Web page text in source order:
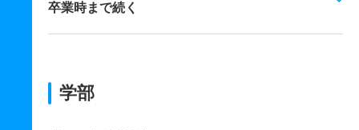
卒業時まで続く
学部